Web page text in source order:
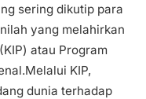
sering dikutip para
yang melahirkan
(KIP) atau Program
KIP,
dunia terhadap